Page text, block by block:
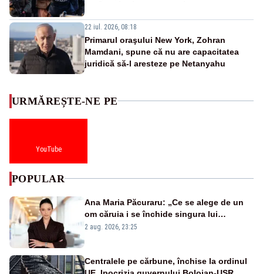
22 iul. 2026, 08:18
Primarul oraşului New York, Zohran
Mamdani, spune că nu are capacitatea
juridică să-l aresteze pe Netanyahu
URMĂREȘTE-NE PE
YouTube
POPULAR
Ana Maria Păcuraru: „Ce se alege de un
om căruia i se închide singura lui
portiță?”
2 aug. 2026, 23:25
Centralele pe cărbune, închise la ordinul